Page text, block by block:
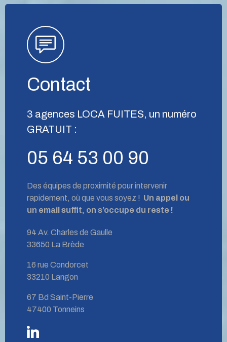
Contact
3 agences LOCA FUITES, un numéro
GRATUIT :
05 64 53 00 90
Des équipes de proximité pour intervenir
rapidement, où que vous soyez ! Un appel ou
un email suffit, on s’occupe du reste !
94 Av. Charles de Gaulle
33650 La Brède
16 rue Condorcet
33210 Langon
67 Bd Saint-Pierre
47400 Tonneins